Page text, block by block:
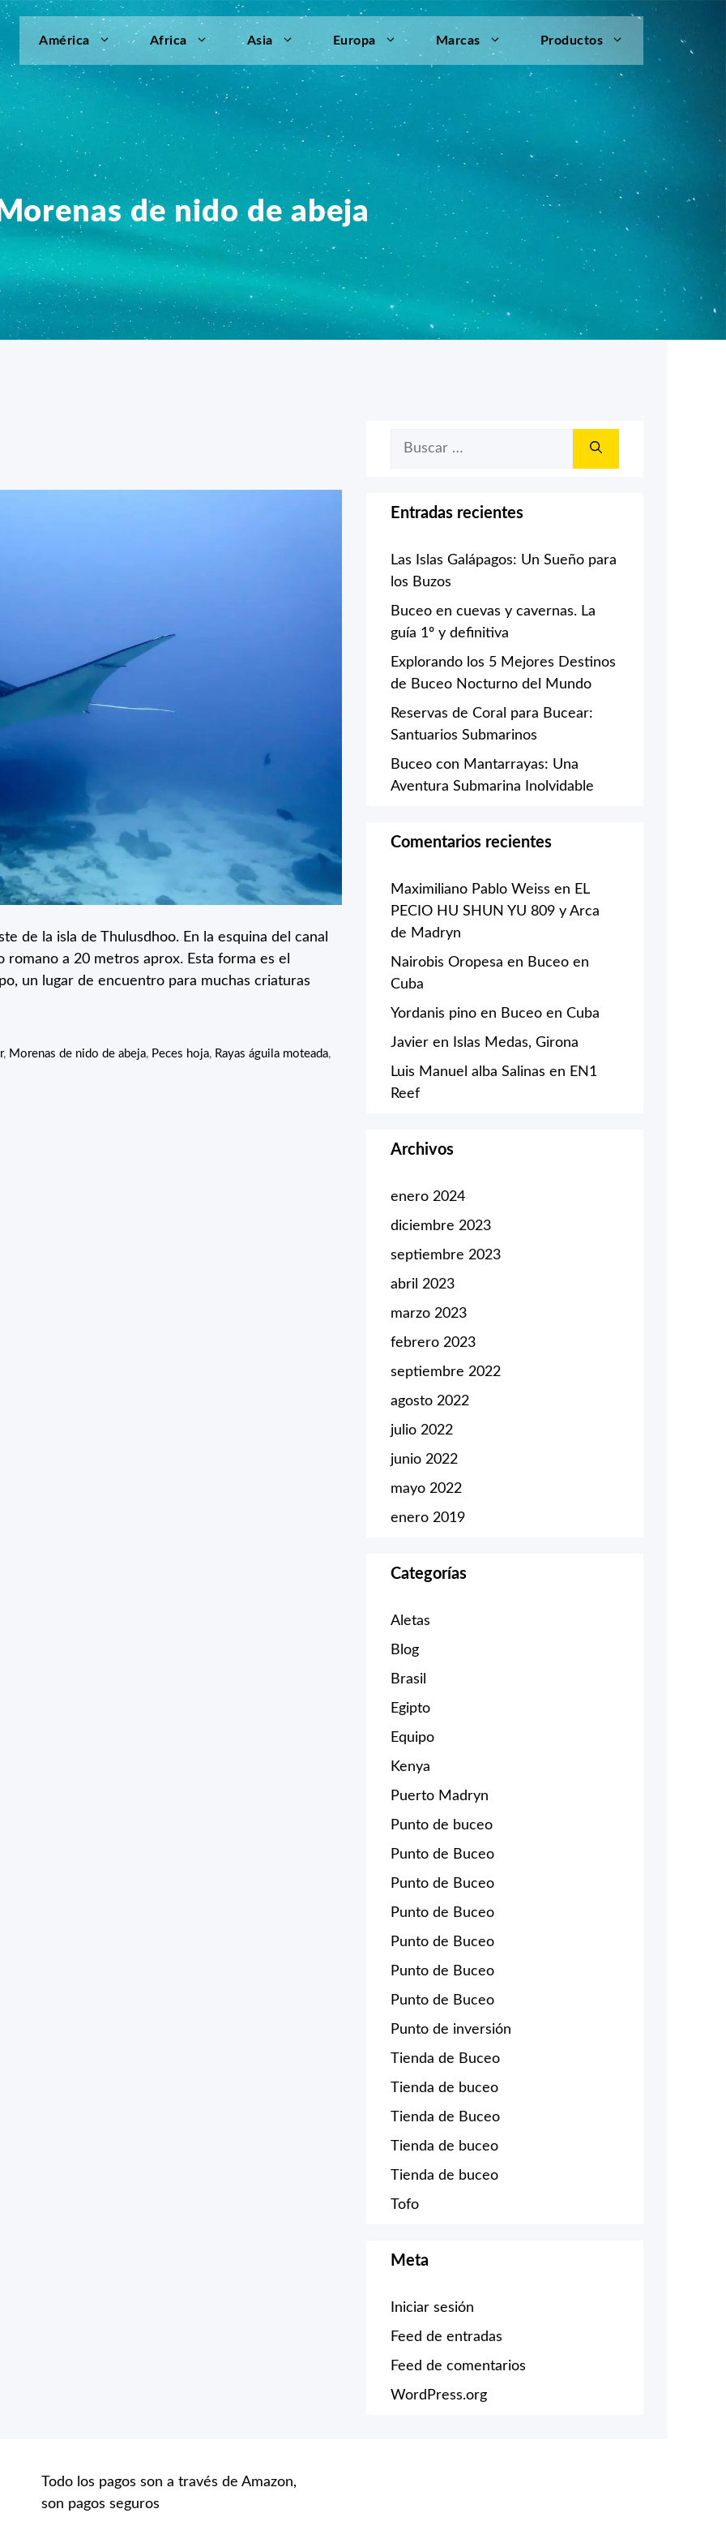
América Africa Asia Europa Marcas Productos
Morenas de nido de abeja
de la isla de Thulusdhoo. En la esquina del canal
a 20 metros aprox. Esta forma es el
un lugar de encuentro para muchas criaturas
, Morenas de nido de abeja, Peces hoja, Rayas águila moteada,
Buscar:
Entradas recientes
Las Islas Galápagos: Un Sueño para
los Buzos
Buceo en cuevas y cavernas. La
guía 1º y definitiva
Explorando los 5 Mejores Destinos
de Buceo Nocturno del Mundo
Reservas de Coral para Bucear:
Santuarios Submarinos
Buceo con Mantarrayas: Una
Aventura Submarina Inolvidable
Comentarios recientes
Maximiliano Pablo Weiss en EL
PECIO HU SHUN YU 809 y Arca
de Madryn
Nairobis Oropesa en Buceo en
Cuba
Yordanis pino en Buceo en Cuba
Javier en
Islas Medas, Girona
Luis Manuel alba Salinas en EN1
Reef
Archivos
enero 2024
diciembre 2023
septiembre 2023
abril 2023
marzo 2023
febrero 2023
septiembre 2022
agosto 2022
julio 2022
junio 2022
mayo 2022
enero 2019
Categorías
Aletas
Blog
Brasil
Egipto
Equipo
Kenya
Puerto Madryn
Punto de buceo
Punto de Buceo
Punto de Buceo
Punto de Buceo
Punto de Buceo
Punto de Buceo
Punto de Buceo
Punto de inversión
Tienda de Buceo
Tienda de buceo
Tienda de Buceo
Tienda de buceo
Tienda de buceo
Tofo
Meta
Iniciar sesión
Feed de entradas
Feed de comentarios
WordPress.org
Todo los pagos son a través de Amazon,
son pagos seguros